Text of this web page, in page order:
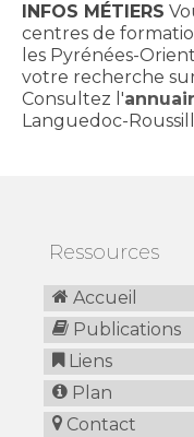
INFOS MÉTIERS
centres de
les Pyrénées-
votre recherche
Consultez l'
Languedoc-
Ressources
Accueil
Publications
Liens
Plan
Contact